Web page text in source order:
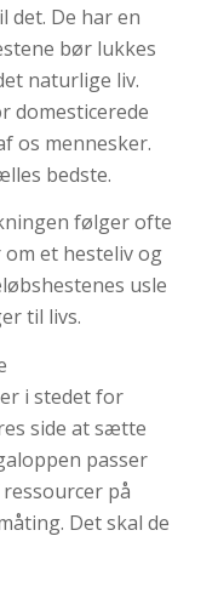
det. De har en
bør lukkes
naturlige liv.
domesticerede
os mennesker.
bedste.
følger ofte
et hesteliv og
usle
til livs.
i stedet for
side at sætte
passer
på
Det skal de